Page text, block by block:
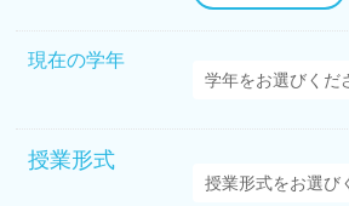
現在の学年
授業形式